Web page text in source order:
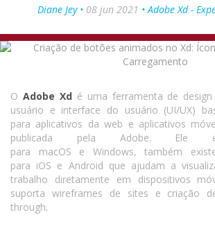
Diane Jey • 08 jun 2021 • Adobe Xd -
O Adobe Xd é uma ferramenta de
usuário e interface do usuário (UI/UX)
para aplicativos da web e aplicativos
publicada pela Adobe. Ele
para macOS e Windows, também
para iOS e Android que ajudam a
trabalho diretamente em dispositivos
suporta wireframes de sites e criação
through.